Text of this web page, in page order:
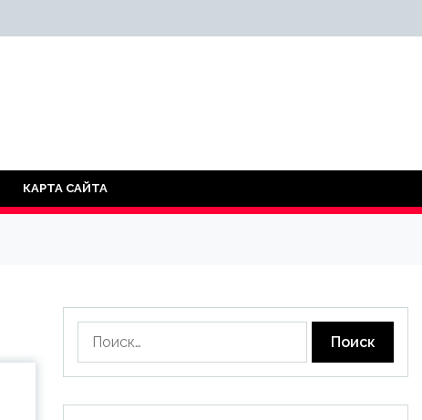
КАРТА САЙТА